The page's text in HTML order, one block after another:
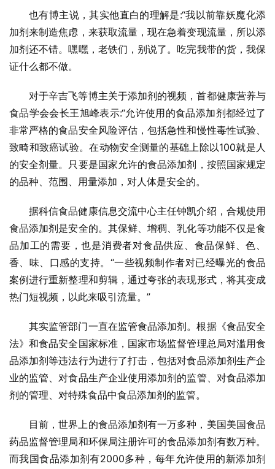
也有博主说，其实他直白的理解是:“我以前靠妖魔化添
加剂来制造焦虑，来获取流量，现在急着变现流量，所以添
加剂还不错。嘿嘿，老铁们，别说了。吃完我带的货，我保
证什么都不做。
对于辛吉飞等博主关于添加剂的视频，首都健康营养与
食品学会会长王旭峰表示:“允许使用的食品添加剂都经过了
非常严格的食品安全风险评估，包括急性和慢性毒性试验、
致畸和致癌试验。在动物安全测量的基础上除以100就是人
的安全剂量。只要是国家允许的食品添加剂，按照国家规定
的品种、范围、用量添加，对人体是安全的。
据科信食品健康信息交流中心主任钟凯介绍，合规使用
食品添加剂是安全的。其保鲜、增稠、乳化等功能不仅是食
品加工的需要，也是消费者对食品供应、食品保鲜、色、
香、味、口感的支持。“一些视频制作者对已经曝光的食品
案例进行重新整理和剪辑，通过夸张的表现形式，将其变成
热门短视频，以此来吸引流量。”
其实监管部门一直在监管食品添加剂。根据《食品安全
法》和食品安全国家标准，国家市场监督管理总局对滥用食
品添加剂等违法行为进行了打击，包括对食品添加剂生产企
业的监管、对食品生产企业使用添加剂的监管、对食品添加
剂的管理、对特殊食品中食品添加剂的监管。
目前，世界上的食品添加剂有一万多种，美国美国食品
药品监督管理局和环保局注册许可的食品添加剂有数万种。
而我国食品添加剂有2000多种，每年允许使用的新添加剂